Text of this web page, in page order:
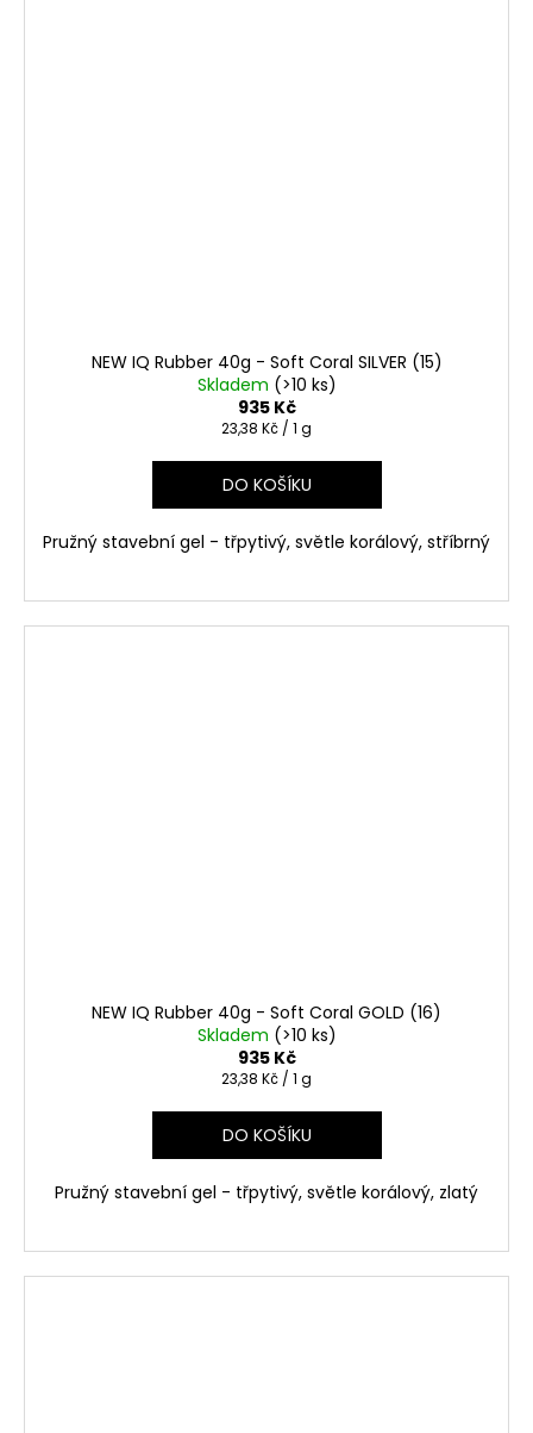
NEW IQ Rubber 40g - Soft Coral SILVER (15)
Skladem (>10 ks)
935 Kč
Měrná
23,38 Kč / 1 g
DO KOŠÍKU
Pružný stavební gel - třpytivý, světle korálový, stříbrný
NEW IQ Rubber 40g - Soft Coral GOLD (16)
Skladem (>10 ks)
935 Kč
Měrná
23,38 Kč / 1 g
DO KOŠÍKU
Pružný stavební gel - třpytivý, světle korálový, zlatý